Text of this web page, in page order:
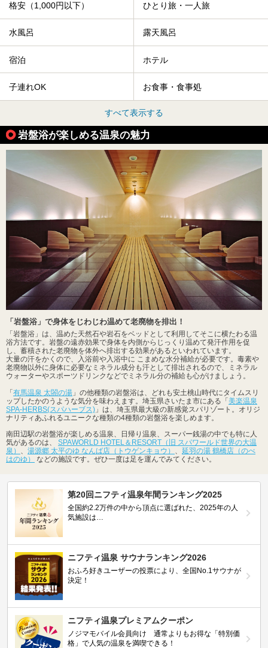
格安（1,000円以下） ひとり旅・一人旅
水風呂 露天風呂
宿泊 ホテル
子連れOK お食事・食事処
すべて表示する
岩盤浴が楽しめる温泉の魅力
「岩盤浴」で身体をじわじわ温めて老廃物を排出！
「岩盤浴」は、温めた天然石や岩石をベッドとして利用してそこに横たわる温
浴方法です。岩盤の遠赤効果で身体を内側からじっくり温めて発汗作用を促
し、蓄積された老廃物を体外へ排出する効果があるといわれています。
大量の汗をかくので、入浴前や入浴中に こまめな水分補給が必要です。毒素や
老廃物以外に身体に必要なミネラル成分も汗として排出されるので、ミネラル
ウォーターやスポーツドリンクなどでミネラル分の補給も心がけましょう。
「 有馬温泉 太閤の湯 」の他種類の岩盤浴は、どれも安土桃山時代にタイムスリ
ップしたかのうような気分を味わえます。埼玉県さいたま市にある「 美楽温泉
SPA-HERBS(スパハーブス) 」は、埼玉県最大級の新感覚スパリゾート。オリジ
ナリティあふれるユニークな種類の4種類の岩盤浴を楽しめます。
南田辺駅の岩盤浴が楽しめる温泉、日帰り温泉、スーパー銭湯の中でも特に人
気があるのは、 SPAWORLD HOTEL＆RESORT（旧 スパワールド世界の大温
泉） 、 湯源郷 太平のゆ なんば店（トウゲンキョウ） 、 延羽の湯 鶴橋店（のべ
はのゆ）
などの施設です。ぜひ一度は足を運んでみてください。
第20回ニフティ温泉年間ランキング2025
全国約2.2万件の中から頂点に選ばれた、2025年の人
気施設は…
ニフティ温泉 サウナランキング2026
おふろ好きユーザーの投票により、全国No.1サウナが
決定！
ニフティ温泉プレミアムクーポン
ノジマモバイル会員向け 通常よりもお得な「特別価
格」で人気の温泉を満喫できる！